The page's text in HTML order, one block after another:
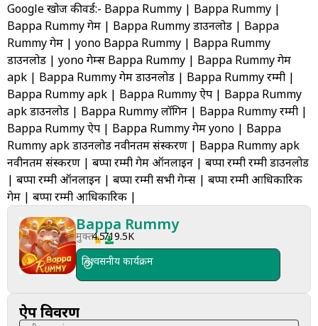
Bappa Rummy
मुक्त4.5719.5K
विश्वसनीय कार्यक्रम
Google खोज कीवर्ड:- Bappa Rummy | Bappa Rummy |
Bappa Rummy गेम | Bappa Rummy डाउनलोड | Bappa
Rummy गेम | yono Bappa Rummy | Bappa Rummy
डाउनलोड | yono गेम्स Bappa Rummy | Bappa Rummy गेम
apk | Bappa Rummy गेम डाउनलोड | Bappa Rummy रम्मी |
Bappa Rummy apk | Bappa Rummy ऐप | Bappa Rummy
apk डाउनलोड | Bappa Rummy लॉगिन | Bappa Rummy रम्मी |
Bappa Rummy ऐप | Bappa Rummy गेम yono | Bappa
Rummy apk डाउनलोड नवीनतम संस्करण | Bappa Rummy apk
नवीनतम संस्करण | बप्पा रम्मी गेम ऑनलाइन | बप्पा रम्मी रम्मी डाउनलोड
| बप्पा रम्मी ऑनलाइन | बप्पा रम्मी सभी गेम्स | बप्पा रम्मी आधिकारिक
गेम | बप्पा रम्मी आधिकारिक |
ऐप विवरण